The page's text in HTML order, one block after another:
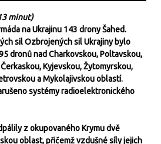
minut)
na Ukrajinu 143 drony Šahed.
sil Ozbrojených sil Ukrajiny bylo
dronů nad Charkovskou, Poltavskou,
Kyjevskou, Žytomyrskou,
a Mykolajivskou oblastí.
systémy radioelektronického
z okupovaného Krymu dvě
oblast, přičemž vzdušné síly jejich